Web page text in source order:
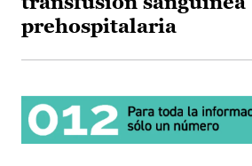
prehospitalaria